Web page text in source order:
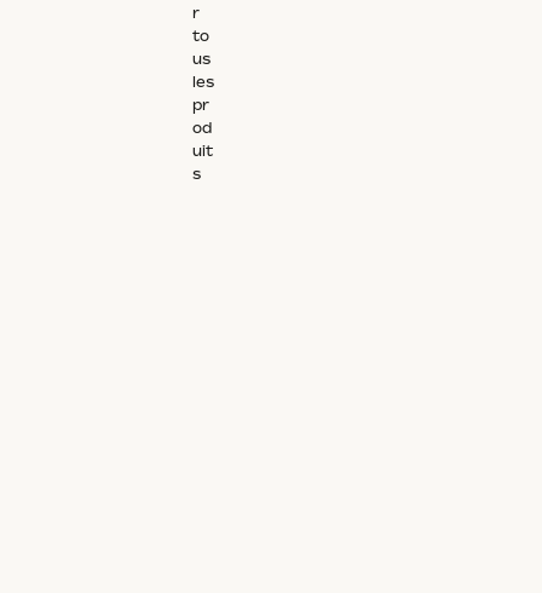
r
to
us
les
pr
od
uit
s